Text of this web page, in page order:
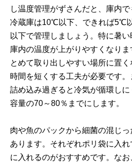
し温度管理がずさんだと、庫内で
冷蔵庫は10℃以下、できれば5℃
以下で管理しましょう。特に暑
庫内の温度が上がりやすくなり
とめて取り出しやすい場所に置
時間を短くする工夫が必要です
詰め込み過ぎると冷気が循環し
容量の70～80％までにします。
肉や魚のパックから細菌の混じ
あります。それぞれポリ袋に入
に入れるのがおすすめです。な